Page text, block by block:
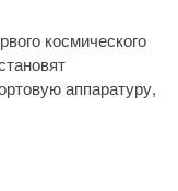
космического
аппаратуру,